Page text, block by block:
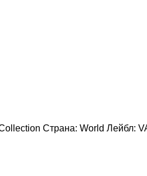
Страна: World Лейбл: